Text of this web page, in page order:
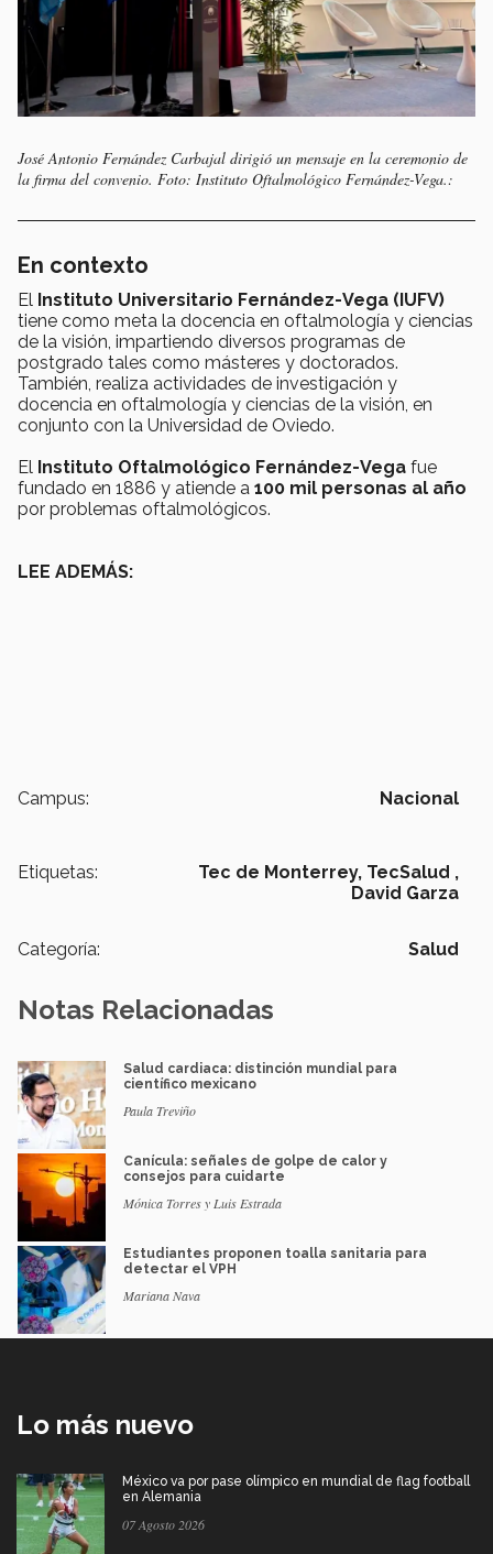
José Antonio Fernández Carbajal dirigió un mensaje en la ceremonio de
la firma del convenio. Foto: Instituto Oftalmológico Fernández-Vega.:
En contexto
El Instituto Universitario Fernández-Vega (IUFV)
tiene como meta la docencia en oftalmología y ciencias
de la visión, impartiendo diversos programas de
postgrado tales como másteres y doctorados.
También, realiza actividades de investigación y
docencia en oftalmología y ciencias de la visión, en
conjunto con la Universidad de Oviedo.
El Instituto Oftalmológico Fernández-Vega fue
fundado en 1886 y atiende a 100 mil personas al año
por problemas oftalmológicos.
LEE ADEMÁS:
Campus: Nacional
Etiquetas: Tec de Monterrey, TecSalud ,
David Garza
Categoría: Salud
Notas Relacionadas
Salud cardiaca: distinción mundial para
científico mexicano
Paula Treviño
Canícula: señales de golpe de calor y
consejos para cuidarte
Mónica Torres y Luis Estrada
Estudiantes proponen toalla sanitaria para
detectar el VPH
Mariana Nava
Lo más nuevo
México va por pase olímpico en mundial de flag football
en Alemania
07 Agosto 2026